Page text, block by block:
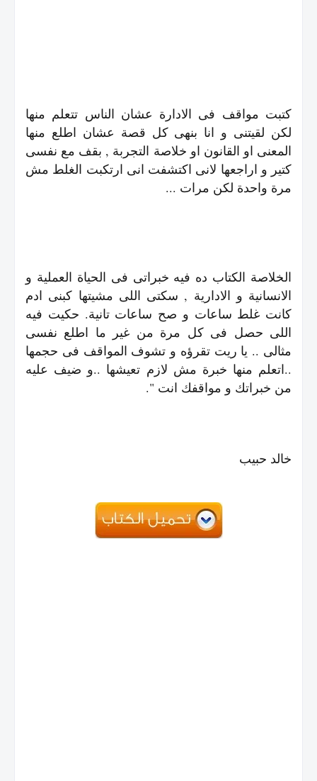
كتبت مواقف فى الادارة عشان الناس تتعلم منها
لكن لقيتنى و انا بنهى كل قصة عشان اطلع منها
المعنى او القانون او خلاصة التجربة , بقف مع نفسى
كتير و اراجعها لانى اكتشفت انى ارتكبت الغلط مش
مرة واحدة لكن مرات ...
الخلاصة الكتاب ده فيه خبراتى فى الحياة العملية و
الانسانية و الادارية , سكتى اللى مشيتها كبنى ادم
كانت غلط ساعات و صح ساعات تانية. حكيت فيه
اللى حصل فى كل مرة من غير ما اطلع نفسى
مثالى .. يا ريت تقرؤه و تشوف المواقف فى حجمها
..اتعلم منها خبرة مش لازم تعيشها ..و ضيف عليه
من خبراتك و مواقفك انت ".
خالد حبيب